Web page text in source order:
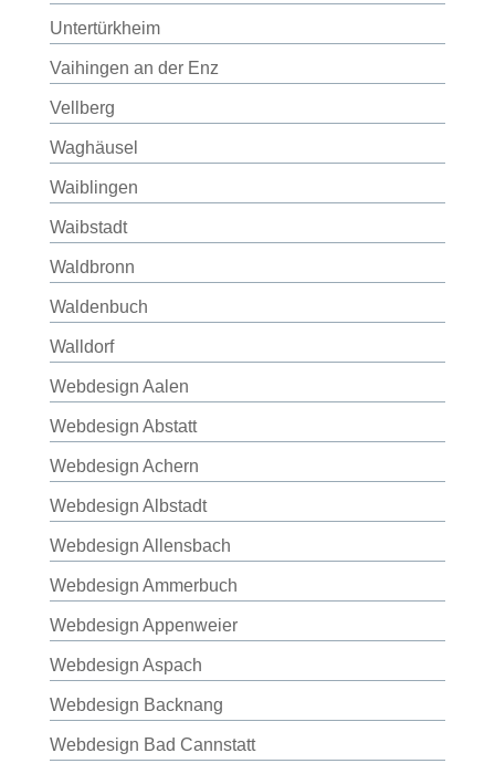
Untertürkheim
Vaihingen an der Enz
Vellberg
Waghäusel
Waiblingen
Waibstadt
Waldbronn
Waldenbuch
Walldorf
Webdesign Aalen
Webdesign Abstatt
Webdesign Achern
Webdesign Albstadt
Webdesign Allensbach
Webdesign Ammerbuch
Webdesign Appenweier
Webdesign Aspach
Webdesign Backnang
Webdesign Bad Cannstatt